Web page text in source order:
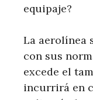
equipaje?
La aerolínea
con sus
excede el
incurrirá en